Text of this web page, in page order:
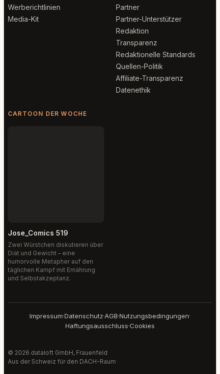
Werberichtlinien
Media-Kit
Partner
Partner-Unterstützer
Redaktion
Transparenz
Redaktionelle Standards
Quellen-Politik
Affiliate-Transparenz
Datenethik
CARTOON DER WOCHE
Jose_Comics 519
Zwei Würstchen diskutieren über
Diät und Gewicht – eine
humorvolle Metapher auf den
täglichen Kampf mit Ernährung
und Selbstakzeptanz.
Impressum·Datenschutz·AGB·Nutzungsbedingungen·
Haftungsausschluss·Cookies
© 2026 dataloft GmbH, Frauenfeld
Aus der Schweiz für den DACH-Raum